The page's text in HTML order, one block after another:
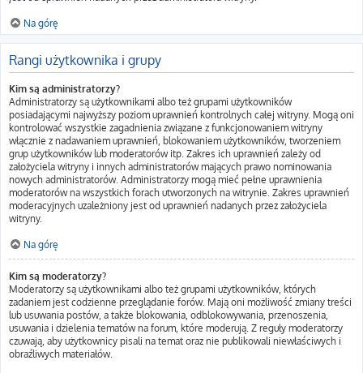
Na górę
Rangi użytkownika i grupy
Kim są administratorzy?
Administratorzy są użytkownikami albo też grupami użytkowników
posiadającymi najwyższy poziom uprawnień kontrolnych całej witryny. Mogą oni
kontrolować wszystkie zagadnienia związane z funkcjonowaniem witryny
włącznie z nadawaniem uprawnień, blokowaniem użytkowników, tworzeniem
grup użytkowników lub moderatorów itp. Zakres ich uprawnień zależy od
założyciela witryny i innych administratorów mających prawo nominowania
nowych administratorów. Administratorzy mogą mieć pełne uprawnienia
moderatorów na wszystkich forach utworzonych na witrynie. Zakres uprawnień
moderacyjnych uzależniony jest od uprawnień nadanych przez założyciela
witryny.
Na górę
Kim są moderatorzy?
Moderatorzy są użytkownikami albo też grupami użytkowników, których
zadaniem jest codzienne przeglądanie forów. Mają oni możliwość zmiany treści
lub usuwania postów, a także blokowania, odblokowywania, przenoszenia,
usuwania i dzielenia tematów na forum, które moderują. Z reguły moderatorzy
czuwają, aby użytkownicy pisali na temat oraz nie publikowali niewłaściwych i
obraźliwych materiałów.